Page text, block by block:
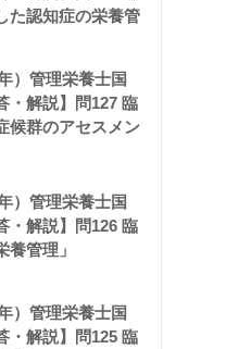
た認知症の栄養管
）管理栄養士国
・解説】問127 臨
候群のアセスメン
）管理栄養士国
・解説】問126 臨
養管理」
）管理栄養士国
・解説】問125 臨